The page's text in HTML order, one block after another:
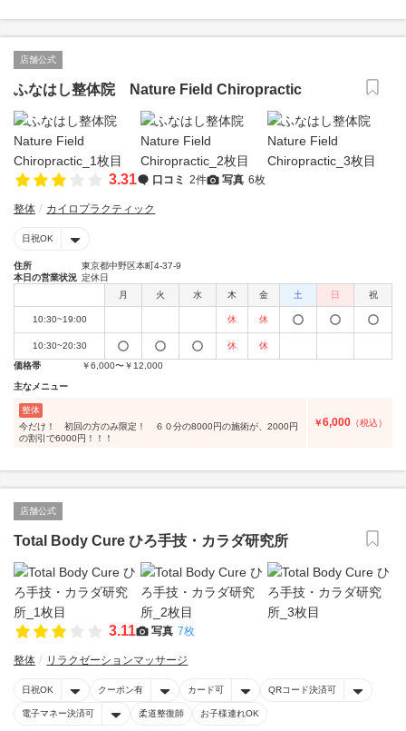
店舗公式
ふなはし整体院 Nature Field Chiropractic
3.31 口コミ 2件 写真 6枚
整体 カイロプラクティック
日祝OK
住所
東京都中野区本町4-37-9
本日の営業状況 定休日
月
火 水 木 金 土 日 祝
10:30~19:00 休 休
10:30~20:30 休
休
価格帯
￥6,000〜￥12,000
主なメニュー
整体
今だけ！ 初回の方のみ限定！ ６０分の8000円の施術が、2000円
の割引で6000円！！！
￥6,000 （税込）
店舗公式
Total Body Cure ひろ手技・カラダ研究所
3.11 写真 7枚
整体 リラクゼーションマッサージ
日祝OK クーポン有 カード可 QRコード決済可
電子マネー決済可 柔道整復師 お子様連れOK